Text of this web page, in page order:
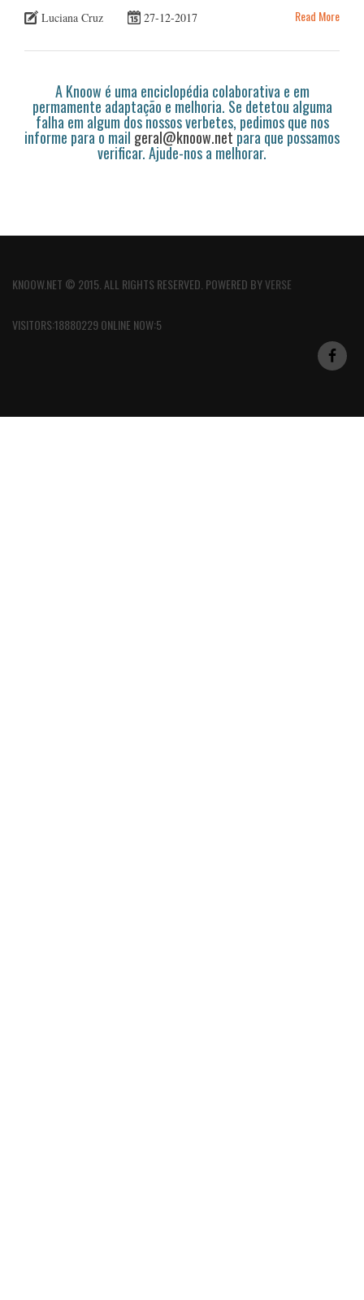
Luciana Cruz
27-12-2017 Read More
A Knoow é uma enciclopédia colaborativa e em
permamente adaptação e melhoria. Se detetou alguma
falha em algum dos nossos verbetes, pedimos que nos
informe para o mail geral@knoow.netpara que possamos
verificar. Ajude-nos a melhorar.
KNOOW.NET © 2015. ALL RIGHTS RESERVED. POWERED BYVERSE
VISITORS:18880229 ONLINE NOW:5